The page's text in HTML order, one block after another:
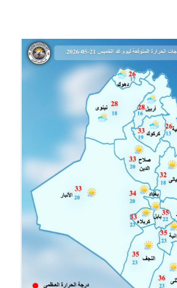
المرحلة المتوسطة
المرحلة الاعدادية
الجامعات
اخبار وقرارات وزارة التعليم
العالي
استمارة القبول المركزي
الطقس
العطل